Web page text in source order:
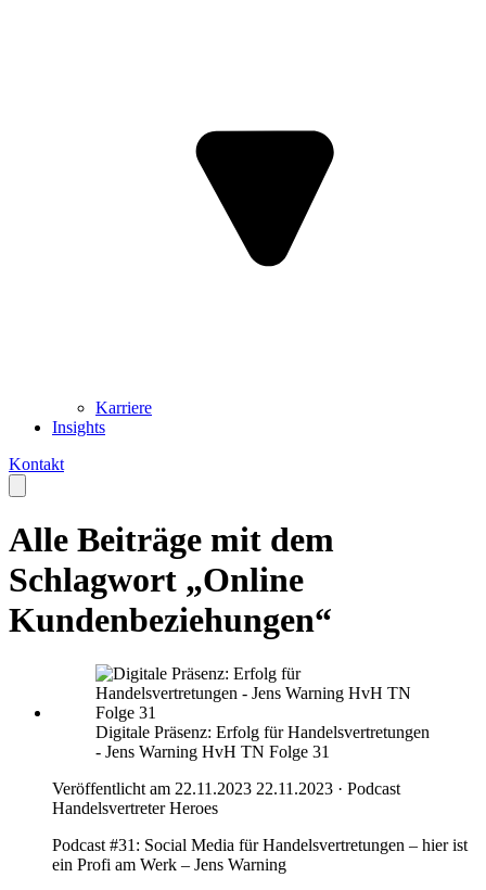
Karriere
Insights
Kontakt
Alle Beiträge mit dem
Schlagwort „Online
Kundenbeziehungen“
Digitale Präsenz: Erfolg für Handelsvertretungen
- Jens Warning HvH TN Folge 31
Veröffentlicht am 22.11.2023 22.11.2023 · Podcast
Handelsvertreter Heroes
Podcast #31: Social Media für Handelsvertretungen – hier ist
ein Profi am Werk – Jens Warning